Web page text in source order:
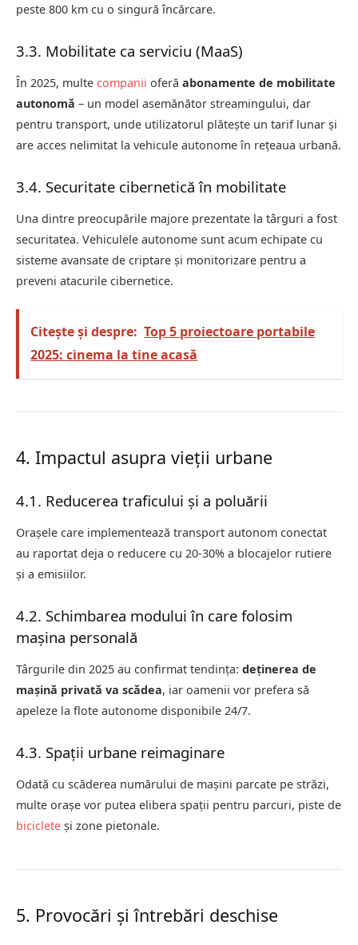
peste 800 km cu o singură încărcare.
3.3. Mobilitate ca serviciu (MaaS)
În 2025, multe companii oferă abonamente de mobilitate
autonomă – un model asemănător streamingului, dar
pentru transport, unde utilizatorul plătește un tarif lunar și
are acces nelimitat la vehicule autonome în rețeaua urbană.
3.4. Securitate cibernetică în mobilitate
Una dintre preocupările majore prezentate la târguri a fost
securitatea. Vehiculele autonome sunt acum echipate cu
sisteme avansate de criptare și monitorizare pentru a
preveni atacurile cibernetice.
Citește și despre: Top 5 proiectoare portabile
2025: cinema la tine acasă
4. Impactul asupra vieții urbane
4.1. Reducerea traficului și a poluării
Orașele care implementează transport autonom conectat
au raportat deja o reducere cu 20-30% a blocajelor rutiere
și a emisiilor.
4.2. Schimbarea modului în care folosim
mașina personală
Târgurile din 2025 au confirmat tendința: deținerea de
mașină privată va scădea, iar oamenii vor prefera să
apeleze la flote autonome disponibile 24/7.
4.3. Spații urbane reimaginare
Odată cu scăderea numărului de mașini parcate pe străzi,
multe orașe vor putea elibera spații pentru parcuri, piste de
biciclete și zone pietonale.
5. Provocări și întrebări deschise